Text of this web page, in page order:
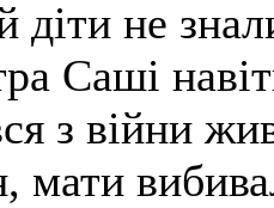
діти не
Саші
з війни
мати